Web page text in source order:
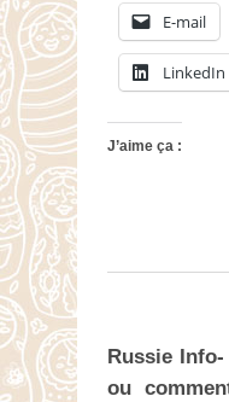
E-mail
LinkedIn
J’aime ça :
Russie
ou